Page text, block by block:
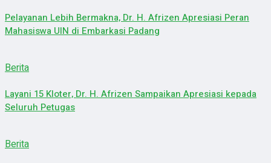
Pelayanan Lebih Bermakna, Dr. H. Afrizen Apresiasi Peran
Mahasiswa UIN di Embarkasi Padang
Berita
Layani 15 Kloter, Dr. H. Afrizen Sampaikan Apresiasi kepada
Seluruh Petugas
Berita